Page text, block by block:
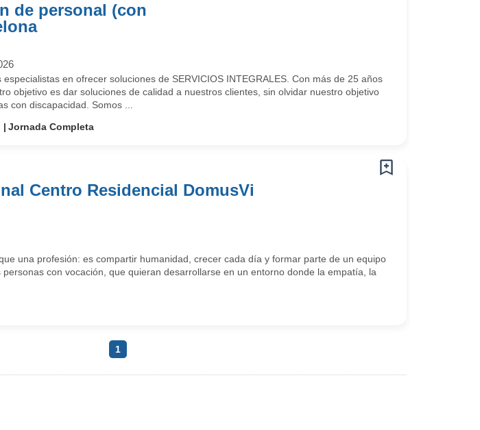
de personal (con
en ofrecer soluciones de SERVICIOS INTEGRALES. Con más de 25 años
objetivo es dar soluciones de calidad a nuestros clientes, sin olvidar nuestro objetivo
con discapacidad. Somos ...
Jornada Completa
Centro Residencial DomusVi
una profesión: es compartir humanidad, crecer cada día y formar parte de un equipo
con vocación, que quieran desarrollarse en un entorno donde la empatía, la
1